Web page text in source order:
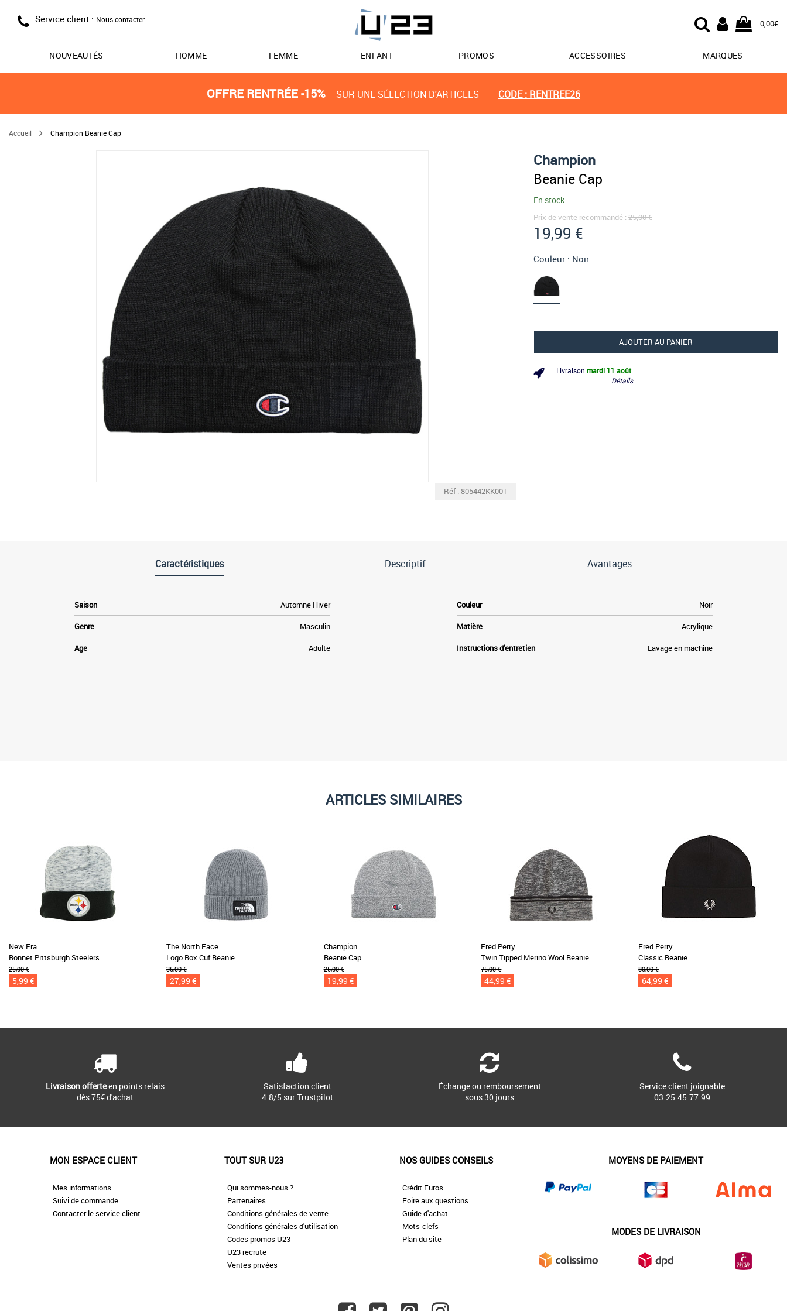
Service client : Nous contacter 0,00€
NOUVEAUTÉS HOMME FEMME ENFANT PROMOS ACCESSOIRES MARQUES
OFFRE RENTRÉE -15% SUR UNE SÉLECTION D'ARTICLES CODE : RENTREE26
Accueil Champion Beanie Cap
Réf : 805442KK001
Champion
Beanie Cap
En stock
Prix de vente recommandé : 25,00 €
19,99 €
Couleur : Noir
AJOUTER AU PANIER
Livraison mardi 11 août
Détails
Caractéristiques Descriptif Avantages
Saison Automne Hiver
Genre Masculin
Age Adulte
Couleur Noir
Matière Acrylique
Instructions d'entretien Lavage en machine
ARTICLES SIMILAIRES
New Era
Bonnet Pittsburgh Steelers
25,00 €
5,99 €
The North Face
Logo Box Cuf Beanie
35,00 €
27,99 €
Champion
Beanie Cap
25,00 €
19,99 €
Fred Perry
Twin Tipped Merino Wool Beanie
75,00 €
44,99 €
Fred Perry
Classic Beanie
80,00 €
64,99 €
Livraison offerteen points relais
dès 75€ d'achat
Satisfaction client
4.8/5 sur Trustpilot
Échange ou remboursement
sous 30 jours
Service client joignable
03.25.45.77.99
MON ESPACE CLIENT
Mes informations
Suivi de commande
Contacter le service client
TOUT SUR U23
Qui sommes-nous ?
Partenaires
Conditions générales de vente
Conditions générales d'utilisation
Codes promos U23
U23 recrute
Ventes privées
NOS GUIDES CONSEILS
Crédit Euros
Foire aux questions
Guide d'achat
Mots-clefs
Plan du site
MOYENS DE PAIEMENT
MODES DE LIVRAISON